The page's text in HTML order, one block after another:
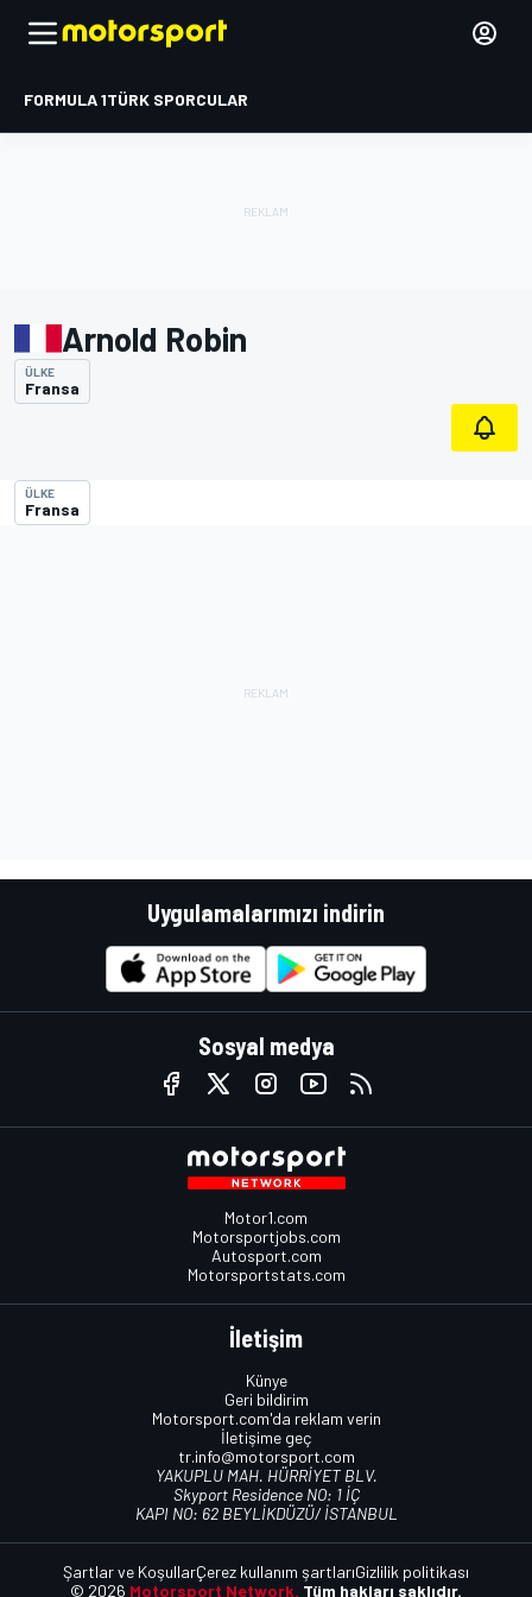
FORMULA 1TÜRK SPORCULAR
Arnold Robin
ÜLKE
Fransa
ÜLKE
Fransa
Uygulamalarımızı indirin
Sosyal medya
Motor1.com
Motorsportjobs.com
Autosport.com
Motorsportstats.com
İletişim
Künye
Geri bildirim
Motorsport.com'da reklam verin
İletişime geç
tr.info@motorsport.com
YAKUPLU MAH. HÜRRİYET BLV.
Skyport Residence NO: 1 İÇ
KAPI NO: 62 BEYLİKDÜZÜ/ İSTANBUL
© 2026 Motorsport Network. Tüm hakları saklıdır.
Şartlar ve KoşullarÇerez kullanım şartlarıGizlilik politikası